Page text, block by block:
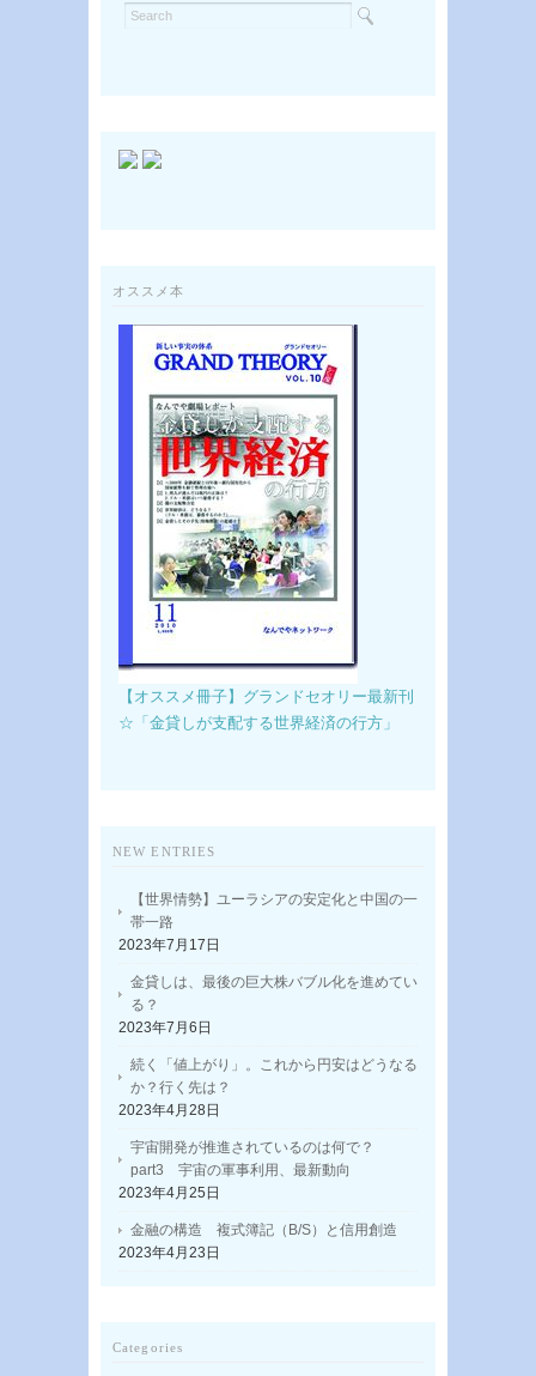
オススメ本
【オススメ冊子】グランドセオリー最新刊
☆「金貸しが支配する世界経済の行方」
NEW ENTRIES
【世界情勢】ユーラシアの安定化と中国の一
帯一路
2023年7月17日
金貸しは、最後の巨大株バブル化を進めてい
る？
2023年7月6日
続く「値上がり」。これから円安はどうなる
か？行く先は？
2023年4月28日
宇宙開発が推進されているのは何で？
part3 宇宙の軍事利用、最新動向
2023年4月25日
金融の構造 複式簿記（B/S）と信用創造
2023年4月23日
Categories